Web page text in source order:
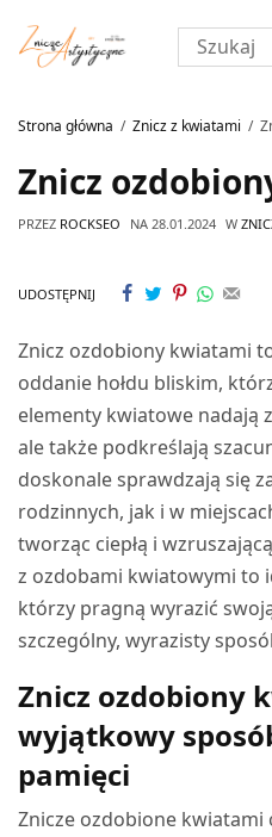
Strona główna Znicz z kwiatami
Znicz
PRZEZ ROCKSEO NA 28.01.2024 W
UDOSTĘPNIJ
Znicz ozdobiony kwiatami
oddanie hołdu bliskim,
elementy kwiatowe nadają
ale także podkreślają
doskonale sprawdzają się
rodzinnych, jak i w
tworząc ciepłą i
z ozdobami kwiatowymi to
którzy pragną wyrazić
szczególny, wyrazisty
Znicz ozdobiony
wyjątkowy
pamięci
Znicze ozdobione kwiatami